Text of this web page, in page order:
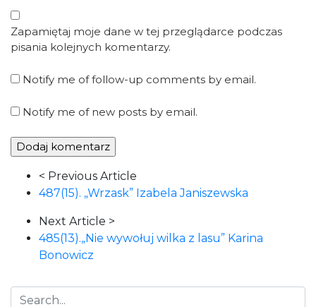
Zapamiętaj moje dane w tej przeglądarce podczas
pisania kolejnych komentarzy.
Notify me of follow-up comments by email.
Notify me of new posts by email.
Article
Navigation
< Previous Article
487(15). „Wrzask” Izabela Janiszewska
Next Article >
485(13).„Nie wywołuj wilka z lasu” Karina
Bonowicz